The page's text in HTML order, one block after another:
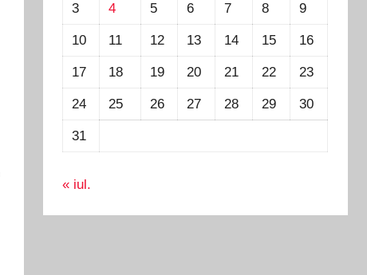
3 4 5 6 7 8 9
10 11 12 13 14 15 16
17 18 19 20 21 22 23
24 25 26 27 28 29 30
31
« iul.